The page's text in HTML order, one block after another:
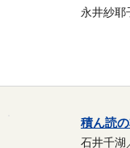
永井紗耶
積ん読
石井千湖